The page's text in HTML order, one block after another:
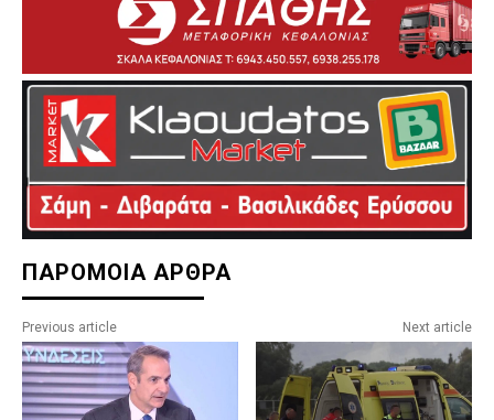
ΠΑΡΟΜΟΙΑ ΑΡΘΡΑ
Previous article Next article